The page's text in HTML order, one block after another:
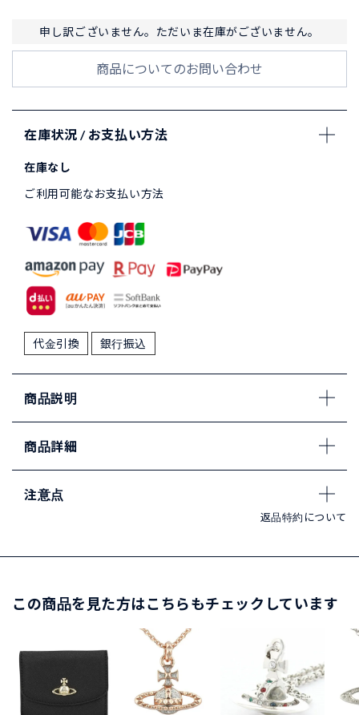
申し訳ございません。ただいま在庫がございません。
商品についてのお問い合わせ
在庫状況 / お支払い方法
在庫なし
ご利用可能なお支払い方法
代金引換 銀行振込
商品説明
商品詳細
注意点
返品特約について
この商品を見た方はこちらもチェックしています